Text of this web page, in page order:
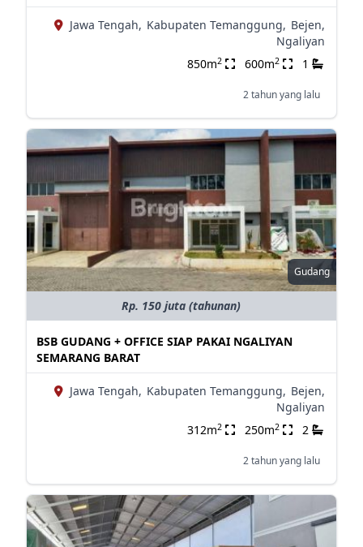
Jawa Tengah, Kabupaten Temanggung, Bejen,
Ngaliyan
850m2 600m2 1
2 tahun yang lalu
Gudang
Rp. 150 juta (tahunan)
BSB GUDANG + OFFICE SIAP PAKAI NGALIYAN
SEMARANG BARAT
Jawa Tengah, Kabupaten Temanggung, Bejen,
Ngaliyan
312m2 250m2 2
2 tahun yang lalu